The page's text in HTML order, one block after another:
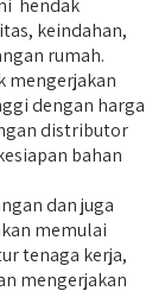
hendak
keindahan,
rumah.
mengerjakan
dengan harga
distributor
bahan
dan juga
memulai
tenaga kerja,
mengerjakan